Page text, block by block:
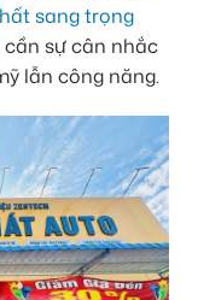
sang trọng
sự cân nhắc
lẫn công năng.